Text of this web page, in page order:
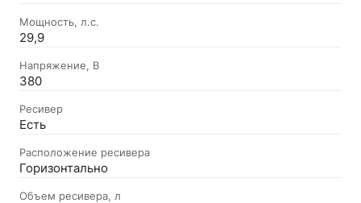
Мощность, л.с.
29,9
Напряжение, В
380
Ресивер
Есть
Расположение ресивера
Горизонтально
Объем ресивера, л